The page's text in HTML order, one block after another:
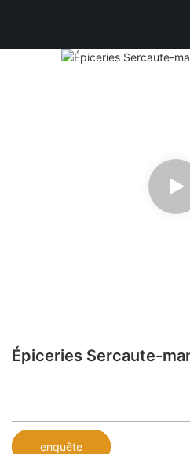
Épiceries Sercaute-
enquête